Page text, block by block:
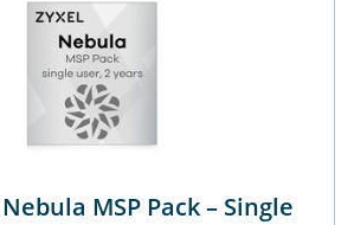
MSP Pack – Single